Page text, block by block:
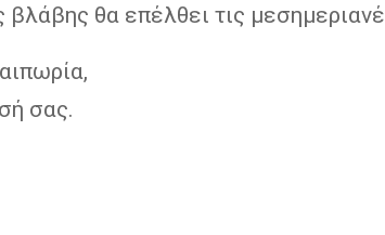
θα επέλθει τις
σας.